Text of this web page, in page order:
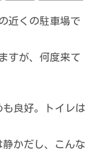
近くの駐車場で
すが、何度来て
良好。トイレは
かだし、こんな